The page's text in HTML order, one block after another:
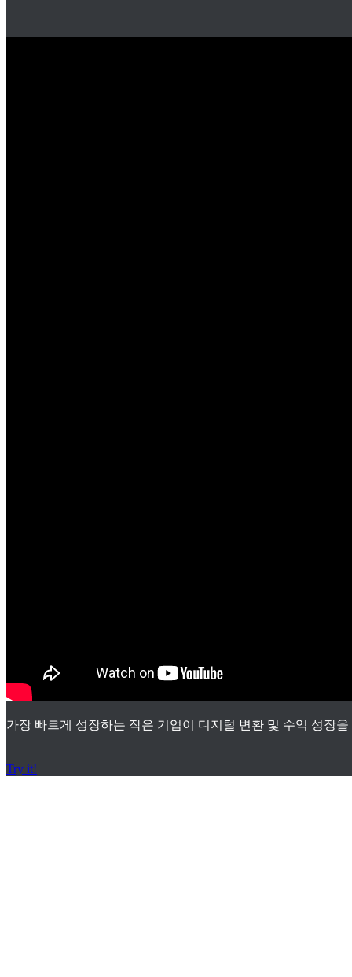
가장 빠르게 성장하는 작은 기업이 디지털 변환 및 수익 성장
Try it!